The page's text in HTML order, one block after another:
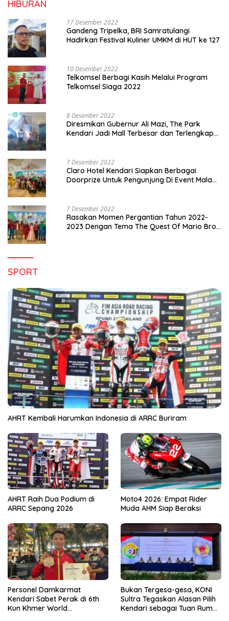
HIBURAN
17 Desember 2022
Gandeng Tripelka, BRI Samratulangi
Hadirkan Festival Kuliner UMKM di HUT ke 127
10 Desember 2022
Telkomsel Berbagi Kasih Melalui Program
Telkomsel Siaga 2022
8 Desember 2022
Diresmikan Gubernur Ali Mazi, The Park
Kendari Jadi Mall Terbesar dan Terlengkap
7 Desember 2022
Claro Hotel Kendari Siapkan Berbagai
Doorprize Untuk Pengunjung Di Event Malam
7 Desember 2022
Rasakan Momen Pergantian Tahun 2022-
2023 Dengan Tema The Quest Of Mario Bros
SPORT
AHRT Kembali Harumkan Indonesia di ARRC Buriram
AHRT Raih Dua Podium di
ARRC Sepang 2026
Moto4 2026: Empat Rider
Muda AHM Siap Beraksi
Personel Damkarmat
Kendari Sabet Perak di 6th
Kun Khmer World
Bukan Tergesa-gesa, KONI
Sultra Tegaskan Alasan Pilih
Kendari sebagai Tuan Rumah